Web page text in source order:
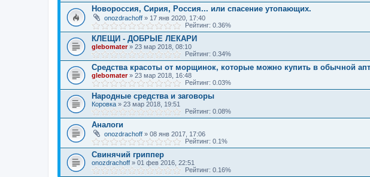
Новороссия, Сирия, Россия... или спасение утопающих.
onozdrachoff » 17 янв 2020, 17:40
Рейтинг: 0.36%
КЛЕЩИ - ДОБРЫЕ ЛЕКАРИ
glebomater» 23 мар 2018, 08:10
Рейтинг: 0.34%
Средства красоты от морщинок, которые можно купить в обычной
glebomater» 23 мар 2018, 16:48
Рейтинг: 0.03%
Народные средства и заговоры
Коровка » 23 мар 2018, 19:51
Рейтинг: 0.08%
Аналоги
onozdrachoff » 08 янв 2017, 17:06
Рейтинг: 0.1%
Свинячий гриппер
onozdrachoff » 01 фев 2016, 22:51
Рейтинг: 0.16%